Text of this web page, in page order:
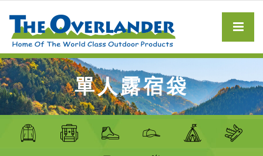
單人露宿袋